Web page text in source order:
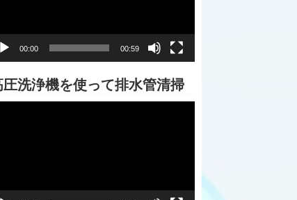
00:00 00:59
圧洗浄機を使って排水管清掃